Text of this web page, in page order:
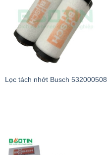
Lọc tách nhớt Busch 532000508